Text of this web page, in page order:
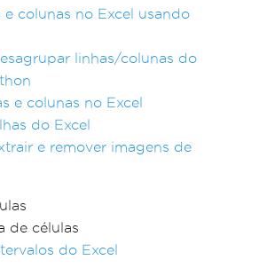
e colunas no Excel usando
linhas/colunas do
e colunas no Excel
do Excel
e remover imagens de
de células
do Excel